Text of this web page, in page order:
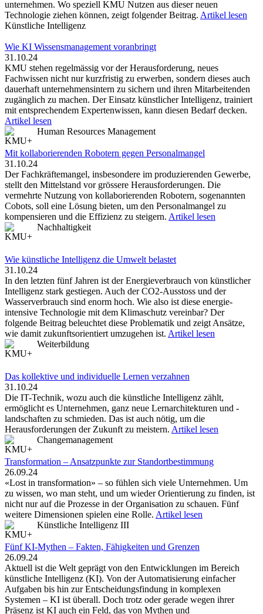
unternehmen. Wo speziell KMU Nutzen aus dieser neuen
Technologie ziehen können, zeigt folgender Beitrag. Artikel lesen
Künstliche Intelligenz
Wie KI Wissensmanagement ­voranbringt
31.10.24
KMU stehen regelmässig vor der Herausforderung, neues
Fachwissen nicht nur kurzfristig zu erwerben, sondern dieses auch
dauerhaft unternehmensintern zu sichern und ihren Mitarbeitenden
zugänglich zu machen. Der Einsatz künstlicher Intelligenz, trainiert
mit entsprechendem Expertenwissen, kann diesen Bedarf decken.
Artikel lesen
Human Resources Management
Mit kollaborierenden Robotern ­gegen Personalmangel
31.10.24
Der Fachkräftemangel, insbesondere im produzierenden Gewerbe,
stellt den Mittelstand vor grössere Herausforderungen. Die
vermehrte Nutzung von kollaborierenden Robotern, sogenannten
Cobots, soll eine Lösung bieten, um den Personalmangel zu
kompensieren und die Effizienz zu steigern. Artikel lesen
Nachhaltigkeit
Wie künstliche Intelligenz die Umwelt belastet
31.10.24
In den letzten fünf Jahren ist der Energieverbrauch von künstlicher
Intelligenz stark gestiegen. Auch der CO2-Ausstoss und der
Wasserverbrauch sind enorm hoch. Wie also ist diese energie­
intensive Technologie mit dem Klimaschutz vereinbar? Der
folgende Beitrag beleuchtet diese Problematik und zeigt Ansätze,
wie damit zukunftsorientiert umzugehen ist. Artikel lesen
Weiterbildung
Das kollektive und individuelle Lernen verzahnen
31.10.24
Die IT-Technik, wozu auch die künstliche Intelligenz zählt,
ermöglicht es Unternehmen, ganz neue Lernarchitekturen und -
landschaften zu schmieden. Das ist auch nötig, um die
Herausforderungen der Zukunft zu meistern. Artikel lesen
Changemanagement
Transformation – Ansatzpunkte zur Standortbestimmung
26.09.24
«Lost in transformation» – so fühlen sich viele Unternehmen. Um
zu wissen, wo man steht, und um wieder Orientierung zu finden, ist
nicht nur auf die Prozesse in der Organisation zu schauen. Fünf
weitere Dimensionen spielen eine Rolle. Artikel lesen
Künstliche Intelligenz III
Fünf KI-Mythen – Fakten, Fähigkeiten und Grenzen
26.09.24
Aktuell ist die Welt geprägt von den Entwicklungen im Bereich
künstliche Intelligenz (KI). Von der Automatisierung einfacher
Aufgaben bis hin zur Entscheidungsfindung in komplexen
Systemen – KI ist überall. Doch trotz oder gerade wegen ihrer
Präsenz ist KI auch ein Feld, das von Mythen und